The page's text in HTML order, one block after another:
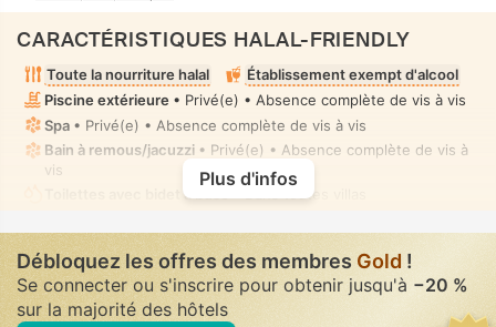
CARACTÉRISTIQUES HALAL-FRIENDLY
Toute la nourriture halal
Établissement exempt d'alcool
Piscine extérieure • Privé(e) • Absence complète de vis à vis
Spa • Privé(e) • Absence complète de vis à vis
Bain à remous/jacuzzi • Privé(e) • Absence complète de vis à
vis
Toilettes avec bidet à buse
• Dans toutes villas
Plus d'infos
Débloquez les offres des membres Gold !
Se connecter ou s'inscrire pour obtenir jusqu'à −20 %
sur la majorité des hôtels